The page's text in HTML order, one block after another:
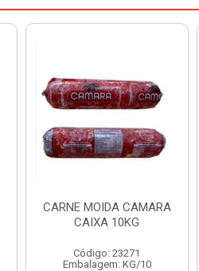
CARNE MOIDA CAMARA
CAIXA 10KG
Código: 23271
Embalagem: KG/10